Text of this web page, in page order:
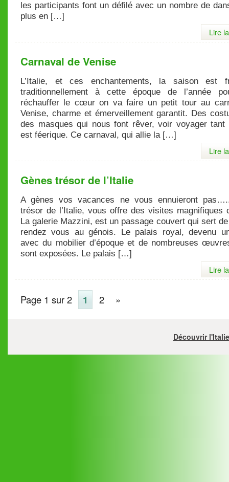
les participants font un défilé avec un nombre de
plus en […]
Lire
Carnaval de Venise
L’Italie, et ces enchantements, la saison est
traditionnellement à cette époque de l’année
réchauffer le cœur on va faire un petit tour au
Venise, charme et émerveillement garantit. Des
des masques qui nous font rêver, voir voyager tant
est féerique. Ce carnaval, qui allie la […]
Lire
Gènes trésor de l’Italie
A gènes vos vacances ne vous ennuieront
trésor de l’Italie, vous offre des visites magnifiques
La galerie Mazzini, est un passage couvert qui sert
rendez vous au génois. Le palais royal, devenu
avec du mobilier d’époque et de nombreuses
sont exposées. Le palais […]
Lire
Page 1 sur 2 1 2 »
Découvrir